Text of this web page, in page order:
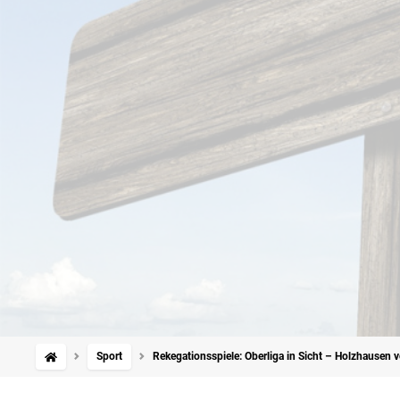
Sport Rekegationsspiele: Oberliga in Sicht – Holzhausen